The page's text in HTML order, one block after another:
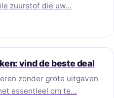
zuurstof die uw…
vind de beste deal
zonder grote uitgaven
essentieel om te…